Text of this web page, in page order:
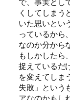
くしてしまう
いた思いとい
っているから
なのか分から
もしかしたら
捉えているだ
を変えてしま
失敗」という